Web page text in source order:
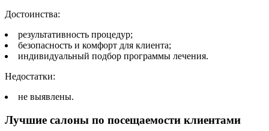
Достоинства:
результативность процедур;
безопасность и комфорт для клиента;
индивидуальный подбор программы лечения.
Недостатки:
не выявлены.
Лучшие салоны по посещаемости клиентами